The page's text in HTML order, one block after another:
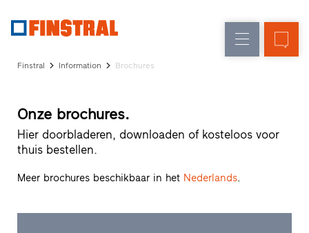
Glasgevels
Studio
zoeken
Snelle
Finstral Information Brochures
Onze brochures.
Hier doorbladeren, downloaden of kosteloos voor
thuis bestellen.
Meer brochures beschikbaar in het Nederlands.